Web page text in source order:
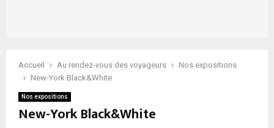
Accueil Au rendez-vous des voyageurs
Nos expositions
New-York Black&White
Nos expositions
New-York Black&White